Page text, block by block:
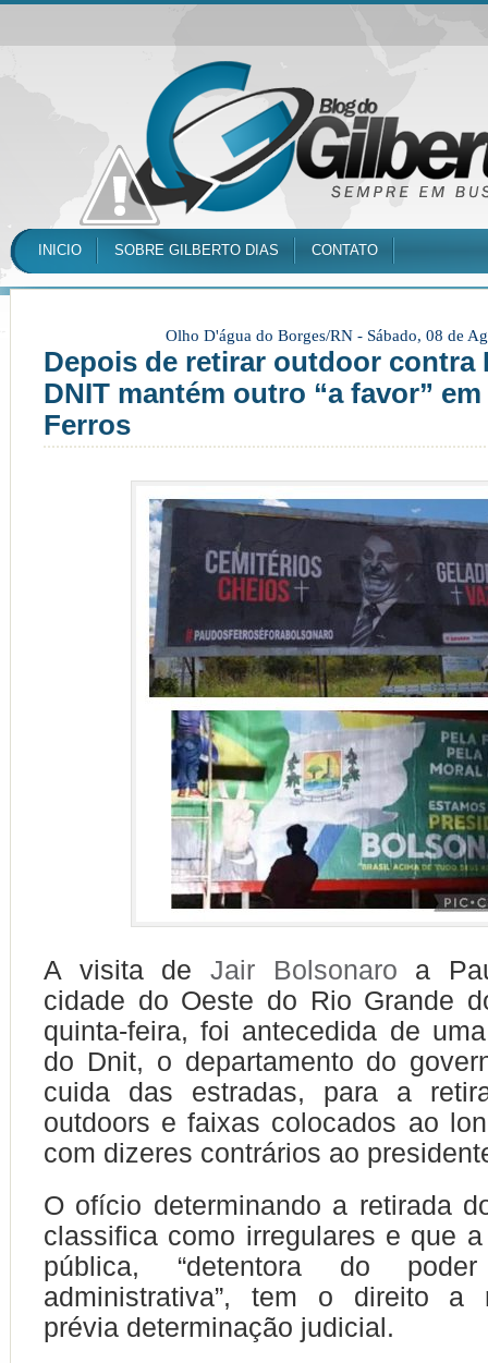
INICIO SOBRE GILBERTO DIAS CONTATO
Olho D'água do Borges/RN - Sábado, 08 de
Depois de retirar outdoor contra
DNIT mantém outro “a favor”
Ferros
A visita de Jair Bolsonaro a
cidade do Oeste do Rio Grande
quinta-feira, foi antecedida de
do Dnit, o departamento do
cuida das estradas, para a
outdoors e faixas colocados ao
com dizeres contrários ao
O ofício determinando a retirada
classifica como irregulares e que
pública, “detentora do
administrativa”, tem o direito a
prévia determinação judicial.